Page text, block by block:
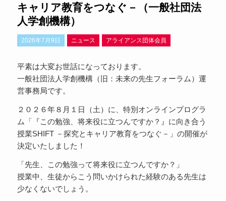
キャリア教育をつなぐ－（一般社団法
人学創機構）
2026年7月9日 ニュース アライアンス団体会員
平素は大変お世話になっております。
一般社団法人学創機構（旧：未来の先生フォーラム）運
営事務局です。
２０２６年８月１日（土）に、特別オンラインプログラ
ム「『この勉強、将来役に立つんですか？』に向き合う
授業SHIFT －探究とキャリア教育をつなぐ－」の開催が
決定いたしました！
「先生、この勉強って将来役に立つんですか？」
授業中、生徒からこう問いかけられた経験のある先生は
少なくないでしょう。